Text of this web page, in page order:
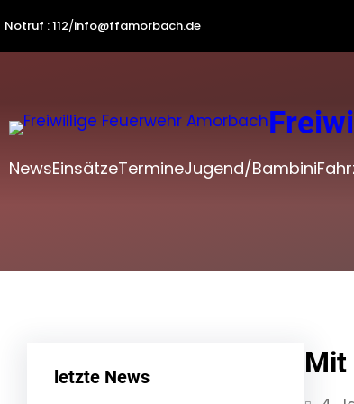
Notruf : 112/info@ffamorbach.de
NewsEinsätzeTermineJugend/Bambini
letzte News Mit